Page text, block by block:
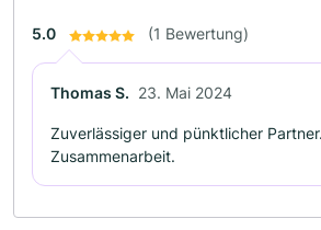
5.0 (1 Bewertung)
Thomas S. 23. Mai 2024
Zuverlässiger und pünktlicher
Zusammenarbeit.